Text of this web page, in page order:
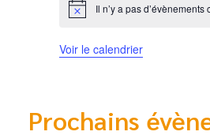
Notice Il n’y a pas d’évènements
Voir le calendrier
Prochains